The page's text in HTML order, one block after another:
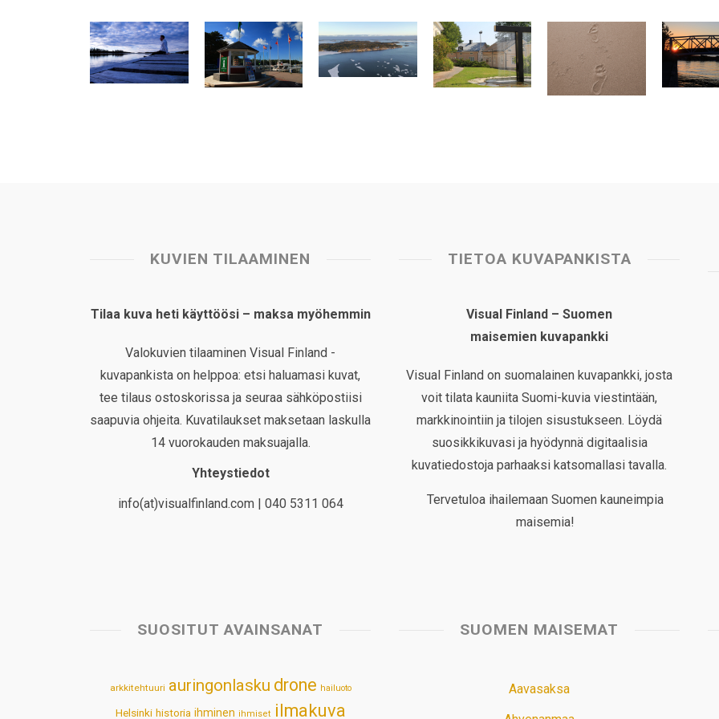
s
A
p
b
o
o
e
d
I
e
r
e
l
e
KUVIEN TILAAMINEN
Tilaa kuva heti käyttöösi – maksa myöhemmin
Valokuvien tilaaminen Visual Finland -
kuvapankista on helppoa: etsi haluamasi kuvat,
tee tilaus ostoskorissa ja seuraa sähköpostiisi
saapuvia ohjeita. Kuvatilaukset maksetaan laskulla
14 vuorokauden maksuajalla.
Yhteystiedot
info(at)visualfinland.com | 040 5311 064
TIETOA KUVAPANKISTA
Visual Finland – Suomen
maisemien kuvapankki
Visual Finland on suomalainen kuvapankki, josta
voit tilata kauniita Suomi-kuvia viestintään,
markkinointiin ja tilojen sisustukseen. Löydä
suosikkikuvasi ja hyödynnä digitaalisia
kuvatiedostoja parhaaksi katsomallasi tavalla.
Tervetuloa ihailemaan Suomen kauneimpia
maisemia!
SUOSITUT AVAINSANAT
arkkitehtuuri auringonlasku drone hailuoto
Helsinki historia ihminen ihmiset ilmakuva
SUOMEN MAISEMAT
Aavasaksa